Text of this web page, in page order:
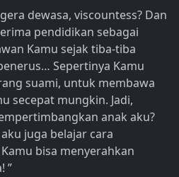
dewasa, viscountess? Dan
pendidikan sebagai
Kamu sejak tiba-tiba
Sepertinya Kamu
suami, untuk membawa
secepat mungkin. Jadi,
anak aku?
juga belajar cara
bisa menyerahkan
”